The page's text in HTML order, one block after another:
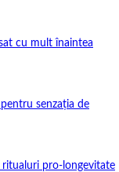
cu mult înaintea
senzația de
pro‑longevitate